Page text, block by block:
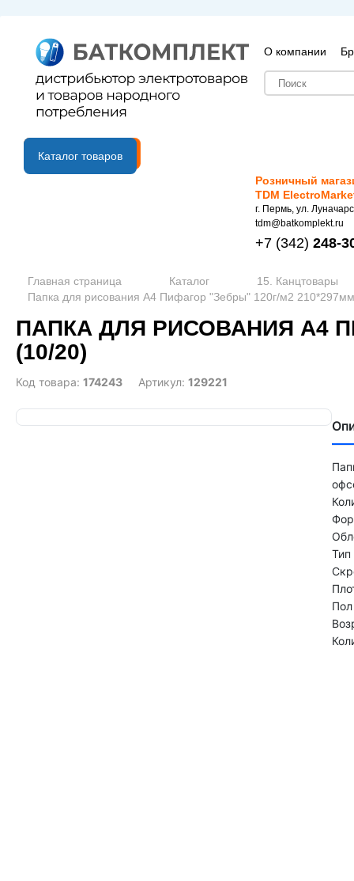
О компании
B2B портал
Каталог товаров
Розничный
TDM
г. Пермь, ул.
tdm@batkomplekt.ru
+7 (342) 248-
Главная страница Каталог
15. Канцтовары
Папка для рисования А4 Пифагор "Зебры" 120г/м2
ПАПКА ДЛЯ РИСОВАНИЯ А4
(10/20)
Код товара: 174243 Артикул: 129221
Тип